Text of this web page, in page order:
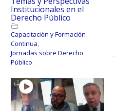
Institucionales en el
Derecho Público
Capacitación y Formación
Continua,
Jornadas sobre Derecho
Público